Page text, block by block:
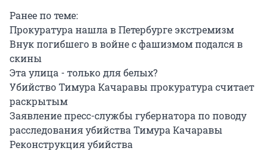
Ранее по теме:
Прокуратура нашла в Петербурге экстремизм
Внук погибшего в войне с фашизмом подался в
скины
Эта улица - только для белых?
Убийство Тимура Качаравы прокуратура считает
раскрытым
Заявление пресс-службы губернатора по поводу
расследования убийства Тимура Качаравы
Реконструкция убийства